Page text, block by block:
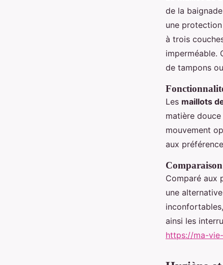
de la
une
à trois
imperméable.
de tampons
Les maillots
matière
mouvement
aux
Comparé aux
une
ainsi les
https://ma-